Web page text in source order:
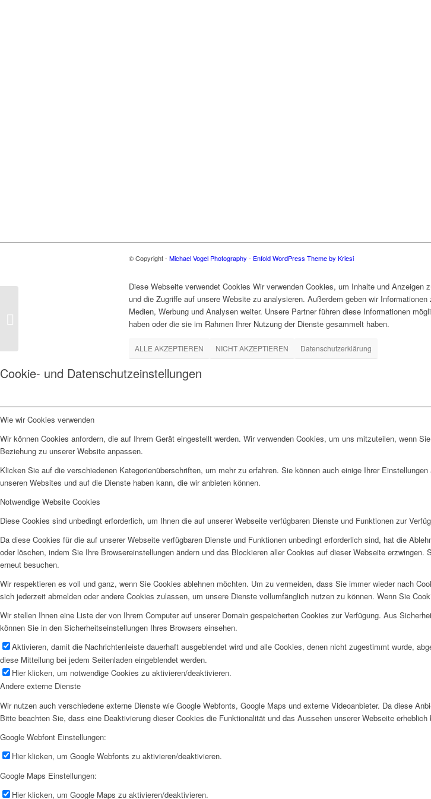
© Copyright - Michael Vogel Photography - Enfold WordPress Theme by Kriesi
Diese Webseite verwendet Cookies Wir verwenden Cookies, um Inhalte und
und die Zugriffe auf unsere Website zu analysieren. Außerdem geben wir
Medien, Werbung und Analysen weiter. Unsere Partner führen diese Informationen
haben oder die sie im Rahmen Ihrer Nutzung der Dienste gesammelt haben.
ALLE AKZEPTIEREN NICHT AKZEPTIEREN Datenschutzerklärung
Cookie- und Datenschutzeinstellungen
Wie wir Cookies verwenden
Wir können Cookies anfordern, die auf Ihrem Gerät eingestellt werden. Wir verwenden Cookies, um uns mitzuteilen, wenn
Beziehung zu unserer Website anpassen.
Klicken Sie auf die verschiedenen Kategorienüberschriften, um mehr zu erfahren. Sie können auch einige Ihrer
unseren Websites und auf die Dienste haben kann, die wir anbieten können.
Notwendige Website Cookies
Diese Cookies sind unbedingt erforderlich, um Ihnen die auf unserer Webseite verfügbaren Dienste und Funktionen zur
Da diese Cookies für die auf unserer Webseite verfügbaren Dienste und Funktionen unbedingt erforderlich sind, hat die
oder löschen, indem Sie Ihre Browsereinstellungen ändern und das Blockieren aller Cookies auf dieser Webseite
erneut besuchen.
Wir respektieren es voll und ganz, wenn Sie Cookies ablehnen möchten. Um zu vermeiden, dass Sie immer wieder nach
sich jederzeit abmelden oder andere Cookies zulassen, um unsere Dienste vollumfänglich nutzen zu können. Wenn Sie
Wir stellen Ihnen eine Liste der von Ihrem Computer auf unserer Domain gespeicherten Cookies zur Verfügung. Aus
können Sie in den Sicherheitseinstellungen Ihres Browsers einsehen.
Aktivieren, damit die Nachrichtenleiste dauerhaft ausgeblendet wird und alle Cookies, denen nicht zugestimmt wurde,
diese Mitteilung bei jedem Seitenladen eingeblendet werden.
Hier klicken, um notwendige Cookies zu aktivieren/deaktivieren.
Andere externe Dienste
Wir nutzen auch verschiedene externe Dienste wie Google Webfonts, Google Maps und externe Videoanbieter. Da diese
Bitte beachten Sie, dass eine Deaktivierung dieser Cookies die Funktionalität und das Aussehen unserer Webseite
Google Webfont Einstellungen:
Hier klicken, um Google Webfonts zu aktivieren/deaktivieren.
Google Maps Einstellungen:
Hier klicken, um Google Maps zu aktivieren/deaktivieren.